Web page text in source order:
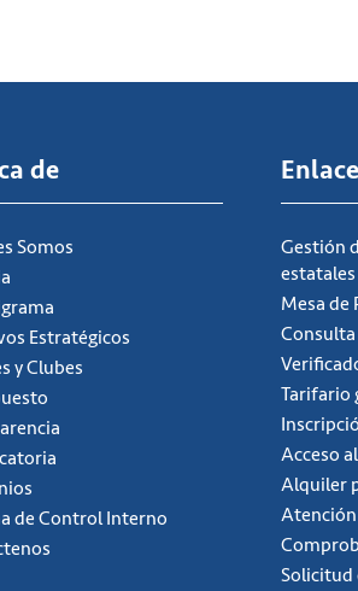
de
Somos
Estratégicos
y Clubes
de Control Interno
Gestión
estatales
Mesa de
Tarifario
Acceso
Alquiler
Solicitud